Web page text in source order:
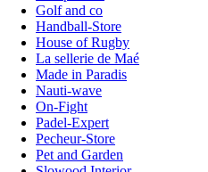
Golf and co
Handball-Store
House of Rugby
La sellerie de Maé
Made in Paradis
Nauti-wave
On-Fight
Padel-Expert
Pecheur-Store
Pet and Garden